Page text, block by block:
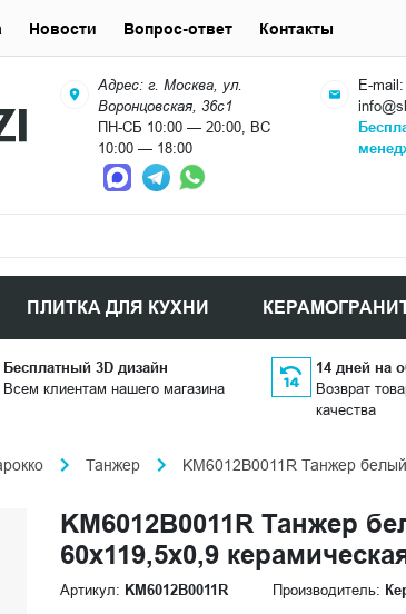
Адрес: г. Москва, ул.
Воронцовская, 36с1
ПН-СБ 10:00 — 20:00, ВС
10:00 — 18:00
E-mail:
ПЛИТКА ДЛЯ КУХНИ
Новости Вопрос-ответ Контакты
Бесплатный 3D дизайн
Всем клиентам нашего магазина
14 дней на
Возврат
качества
Танжер KM6012B0011R Танжер
KM6012B0011R Танжер
60x119,5x0,9
Артикул: KM6012B0011R Производитель: